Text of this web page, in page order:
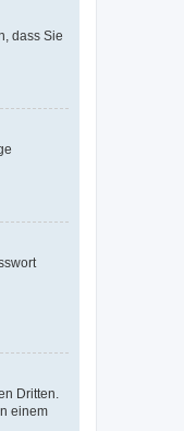
dass Sie
Dritten.
einem